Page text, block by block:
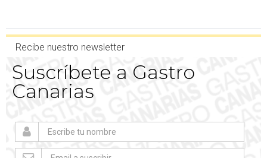
Recibe nuestro newsletter
Suscríbete a Gastro
Canarias